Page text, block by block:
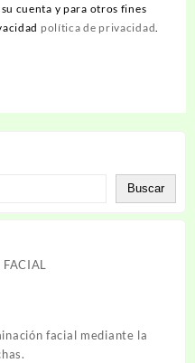
Buscar
facial mediante la
cuenta y para otros fines
política de privacidad